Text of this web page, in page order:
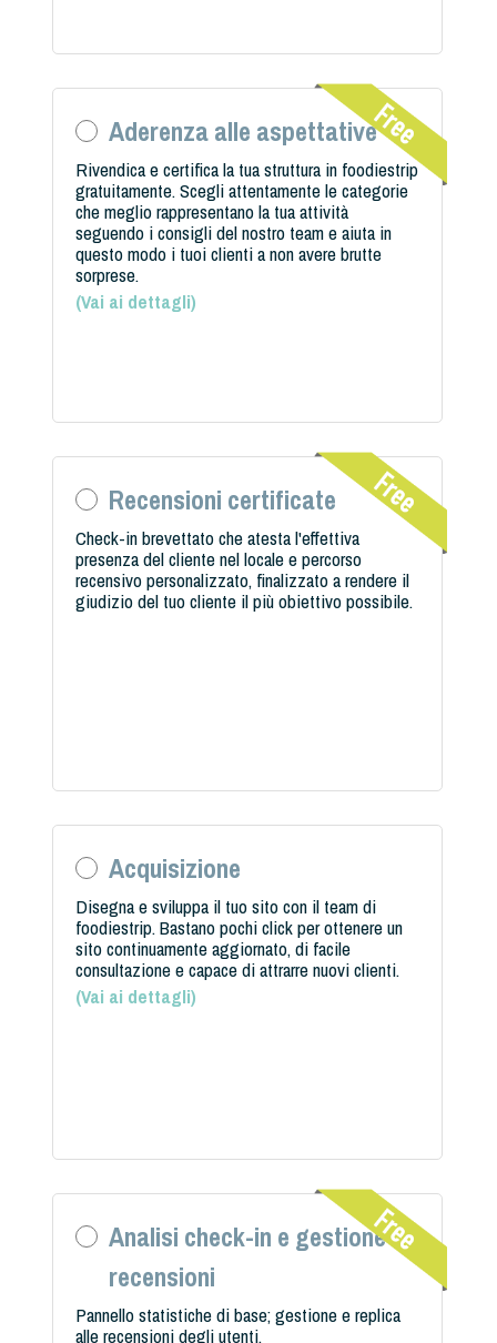
Aderenza alle aspettative
Rivendica e certifica la tua struttura in foodiestrip
gratuitamente. Scegli attentamente le categorie
che meglio rappresentano la tua attività
seguendo i consigli del nostro team e aiuta in
questo modo i tuoi clienti a non avere brutte
sorprese.
(Vai ai dettagli)
Recensioni certificate
Check-in brevettato che atesta l'effettiva
presenza del cliente nel locale e percorso
recensivo personalizzato, finalizzato a rendere il
giudizio del tuo cliente il più obiettivo possibile.
Acquisizione
Disegna e sviluppa il tuo sito con il team di
foodiestrip. Bastano pochi click per ottenere un
sito continuamente aggiornato, di facile
consultazione e capace di attrarre nuovi clienti.
(Vai ai dettagli)
Analisi check-in e gestione
recensioni
Pannello statistiche di base; gestione e replica
alle recensioni degli utenti.